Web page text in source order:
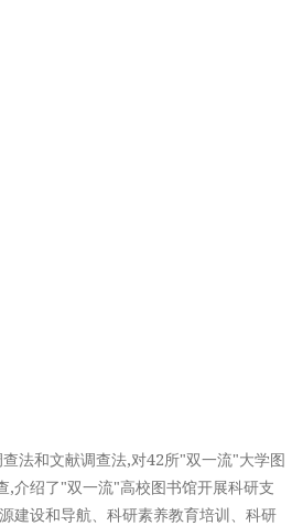
法和文献调查法,对42所"双一流"大学图
,介绍了"双一流"高校图书馆开展科研支
建设和导航、科研素养教育培训、科研